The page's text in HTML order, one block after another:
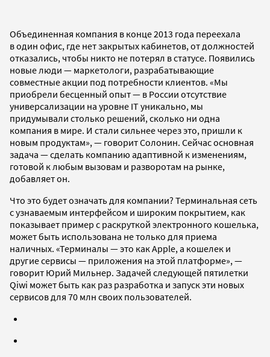
Объединенная компания в конце 2013 года переехала
в один офис, где нет закрытых кабинетов, от должностей
отказались, чтобы никто не потерял в статусе. Появились
новые люди — маркетологи, разрабатывающие
совместные акции под потребности клиентов. «Мы
приобрели бесценный опыт — в России отсутствие
универсализации на уровне IT уникально, мы
придумывали столько решений, сколько ни одна
компания в мире. И стали сильнее через это, пришли к
новым продуктам», — говорит Солонин. Сейчас основная
задача — сделать компанию адаптивной к изменениям,
готовой к любым вызовам и разворотам на рынке,
добавляет он.
Что это будет означать для компании? Терминальная сеть
с узнаваемым интерфейсом и широким покрытием, как
показывает пример с раскруткой электронного кошелька,
может быть использована не только для приема
наличных. «Терминалы — это как Apple, а кошелек и
другие сервисы — приложения на этой платформе», —
говорит Юрий Мильнер. Задачей следующей пятилетки
Qiwi может быть как раз разработка и запуск эти новых
сервисов для 70 млн своих пользователей.